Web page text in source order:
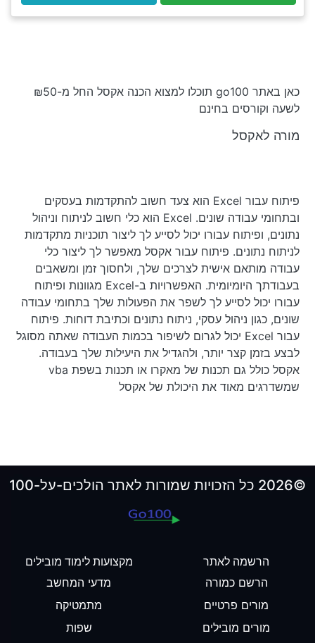
כאן באתר go100 תוכלו למצוא הכנה אקסל החל מ-₪50
לשעה וקורסים בחינם
מורה לאקסל
פיתוח עבור Excel הוא צעד חשוב להתקדמות בעסקים
ובתחומי עבודה שונים. Excel הוא כלי חשוב לניתוח וניהול
נתונים, ופיתוח עבורו יכול לסייע לך ליצור תוכניות מתקדמות
לניתוח נתונים. פיתוח עבור אקסל מאפשר לך ליצור כלי
עבודה מותאם אישית לצרכים שלך, ולחסוך זמן ומשאבים
בעבודתך היומיומית. האפשרויות ב-Excel מגוונות ופיתוח
עבורו יכול לסייע לך לשפר את הפעולות שלך בתחומי עבודה
שונים, כגון ניהול עסקי, ניתוח נתונים וכתיבת דוחות. פיתוח
עבור Excel יכול לגרום לשיפור בכמות העבודה שאתה מסוגל
לבצע בזמן קצר יותר, ולהגדיל את היעילות שלך בעבודה.
אקסל כולל גם תכנות של מאקרו או תכנות בשפת vba
שמשדרגים מאוד את היכולת של אקסל
©2026 כל הזכויות שמורות לאתר הולכים-על-100
הרשמה לאתר
הרשם כמורה
מורים פרטיים
מורים מובילים
מקצועות לימוד מובילים
מדעי המחשב
מתמטיקה
שפות